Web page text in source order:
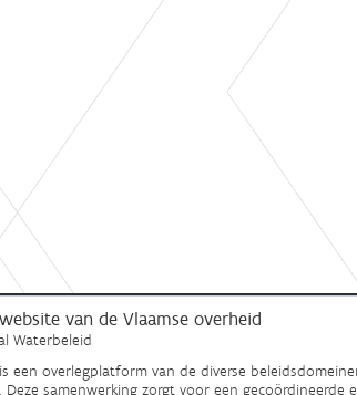
van de Vlaamse overheid
Waterbeleid
een overlegplatform van de diverse
samenwerking zorgt voor een gecoördineerde